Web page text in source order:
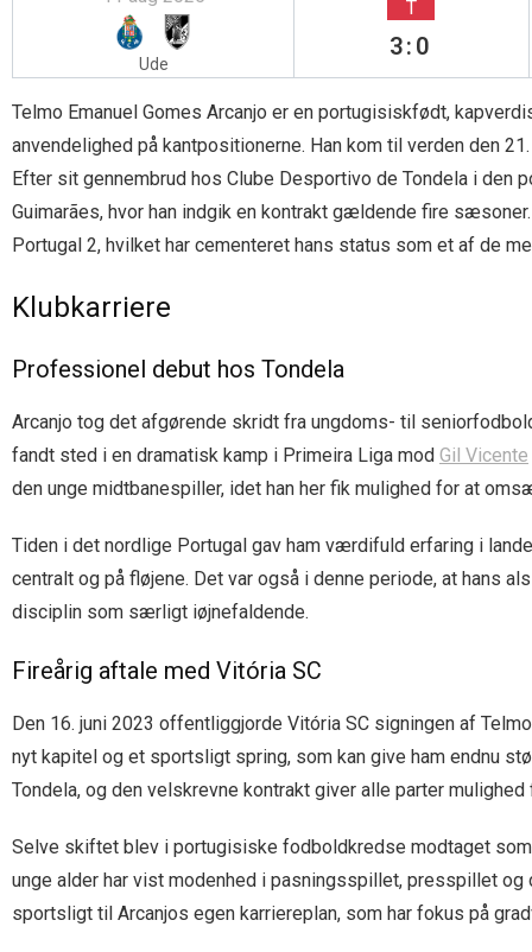
Ude
T
3:0
Telmo Emanuel Gomes Arcanjo er en portugisiskfødt,
anvendelighed på kantpositionerne. Han kom til verden den
Efter sit gennembrud hos Clube Desportivo de Tondela i den
Guimarães, hvor han indgik en kontrakt gældende fire
Portugal 2, hvilket har cementeret hans status som et af de
Klubkarriere
Professionel debut hos Tondela
Arcanjo tog det afgørende skridt fra ungdoms- til
fandt sted i en dramatisk kamp i Primeira Liga mod Gil Vicente
den unge midtbanespiller, idet han her fik mulighed for at
Tiden i det nordlige Portugal gav ham værdifuld erfaring i
centralt og på fløjene. Det var også i denne periode, at hans
disciplin som særligt iøjnefaldende.
Fireårig aftale med Vitória SC
Den 16. juni 2023 offentliggjorde Vitória SC signingen af
nyt kapitel og et sportsligt spring, som kan give ham endnu
Tondela, og den velskrevne kontrakt giver alle parter
Selve skiftet blev i portugisiske fodboldkredse modtaget
unge alder har vist modenhed i pasningsspillet, presspillet
sportsligt til Arcanjos egen karriereplan, som har fokus på